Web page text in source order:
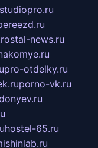
news.ru
pro-otdelky.ru
porno-vk.ru
hostel-65.ru